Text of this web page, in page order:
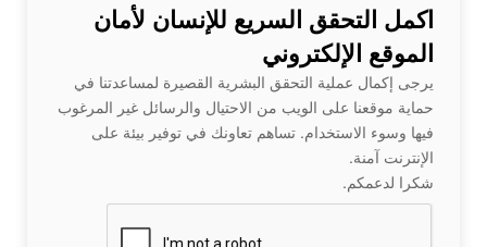
اكمل التحقق السريع للإنسان لأمان
الموقع الإلكتروني
يرجى إكمال عملية التحقق البشرية القصيرة لمساعدتنا في
حماية موقعنا على الويب من الاحتيال والرسائل غير المرغوب
فيها وسوء الاستخدام. تساهم تعاونك في توفير بيئة على
الإنترنت آمنة.
شكرا لدعمكم.